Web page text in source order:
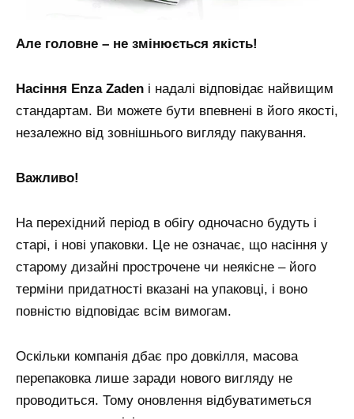
Але головне – не змінюється якість!
Насіння Enza Zaden і надалі відповідає найвищим
стандартам. Ви можете бути впевнені в його якості,
незалежно від зовнішнього вигляду пакування.
Важливо!
На перехідний період в обігу одночасно будуть і
старі, і нові упаковки. Це не означає, що насіння у
старому дизайні прострочене чи неякісне – його
терміни придатності вказані на упаковці, і воно
повністю відповідає всім вимогам.
Оскільки компанія дбає про довкілля, масова
перепаковка лише заради нового вигляду не
проводиться. Тому оновлення відбуватиметься